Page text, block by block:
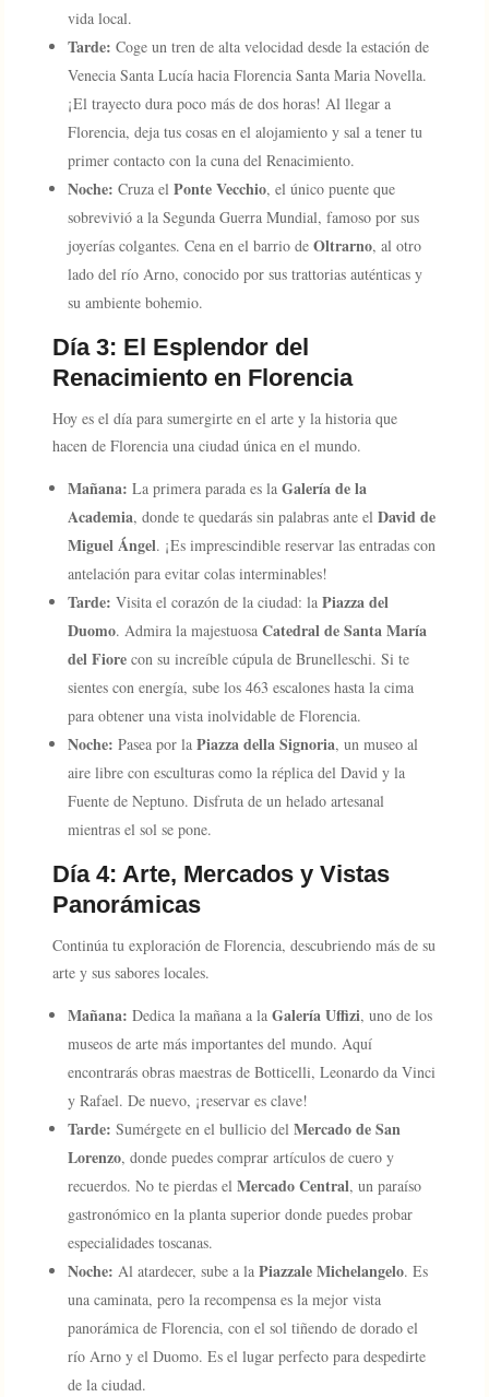
vida local.
Tarde: Coge un tren de alta velocidad desde la estación de
Venecia Santa Lucía hacia Florencia Santa Maria Novella.
¡El trayecto dura poco más de dos horas! Al llegar a
Florencia, deja tus cosas en el alojamiento y sal a tener tu
primer contacto con la cuna del Renacimiento.
Noche: Cruza elPonte Vecchio, el único puente que
sobrevivió a la Segunda Guerra Mundial, famoso por sus
joyerías colgantes. Cena en el barrio deOltrarno, al otro
lado del río Arno, conocido por sus trattorias auténticas y
su ambiente bohemio.
Día 3: El Esplendor del
Renacimiento en Florencia
Hoy es el día para sumergirte en el arte y la historia que
hacen de Florencia una ciudad única en el mundo.
Mañana: La primera parada es laGalería de la
Academia, donde te quedarás sin palabras ante elDavid de
Miguel Ángel. ¡Es imprescindible reservar las entradas con
antelación para evitar colas interminables!
Tarde: Visita el corazón de la ciudad: laPiazza del
Duomo. Admira la majestuosaCatedral de Santa María
del Fiore con su increíble cúpula de Brunelleschi. Si te
sientes con energía, sube los 463 escalones hasta la cima
para obtener una vista inolvidable de Florencia.
Noche: Pasea por laPiazza della Signoria, un museo al
aire libre con esculturas como la réplica del David y la
Fuente de Neptuno. Disfruta de un helado artesanal
mientras el sol se pone.
Día 4: Arte, Mercados y Vistas
Panorámicas
Continúa tu exploración de Florencia, descubriendo más de su
arte y sus sabores locales.
Mañana: Dedica la mañana a laGalería Uffizi, uno de los
museos de arte más importantes del mundo. Aquí
encontrarás obras maestras de Botticelli, Leonardo da Vinci
y Rafael. De nuevo, ¡reservar es clave!
Tarde: Sumérgete en el bullicio delMercado de San
Lorenzo, donde puedes comprar artículos de cuero y
recuerdos. No te pierdas elMercado Central, un paraíso
gastronómico en la planta superior donde puedes probar
especialidades toscanas.
Noche: Al atardecer, sube a laPiazzale Michelangelo. Es
una caminata, pero la recompensa es la mejor vista
panorámica de Florencia, con el sol tiñendo de dorado el
río Arno y el Duomo. Es el lugar perfecto para despedirte
de la ciudad.